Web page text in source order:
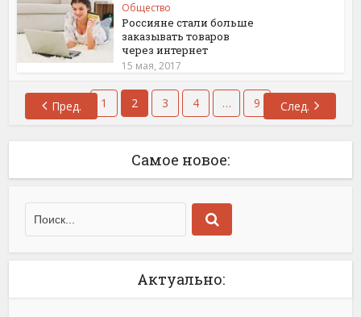
Общество
Россияне стали больше
заказывать товаров
через интернет
15 мая, 2017
Пред. 1 2 3 4 … 9 След.
Самое новое:
Актуально: